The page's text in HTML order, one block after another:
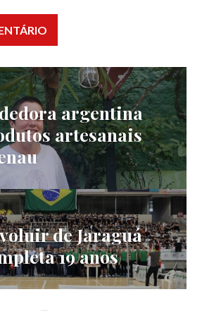
argentina
artesanais
de Jaraguá
19 anos